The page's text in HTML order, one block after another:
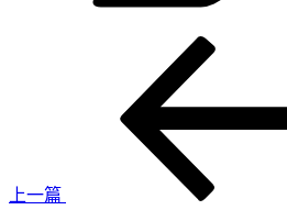
上一篇